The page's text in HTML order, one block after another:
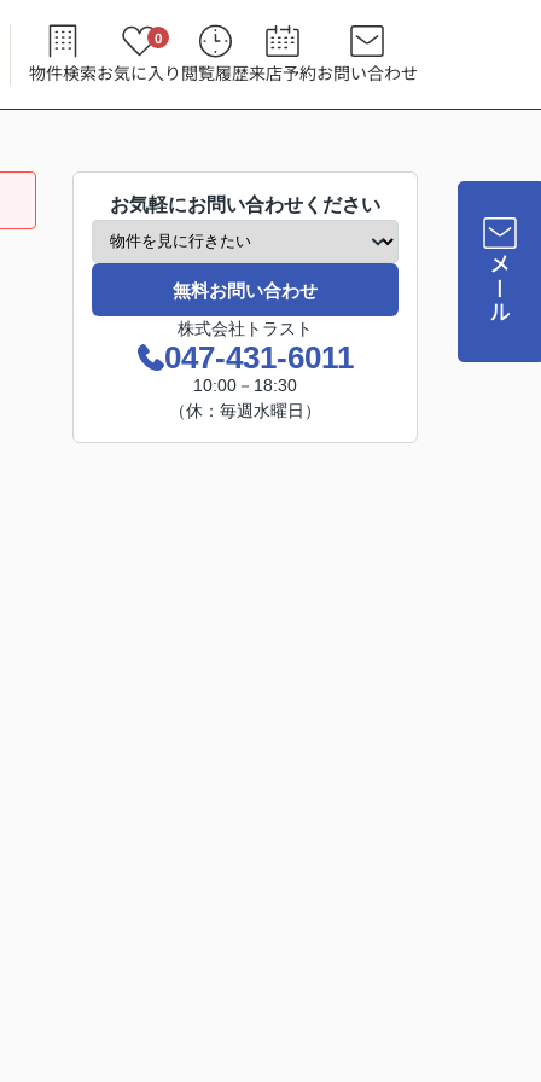
物件検索お気に入り
0
閲覧履歴来店予約お問い合わせ
メール
お気軽にお問い合わせください
無料お問い合わせ
株式会社トラスト
047-431-6011
10:00－18:30
（休：毎週水曜日）